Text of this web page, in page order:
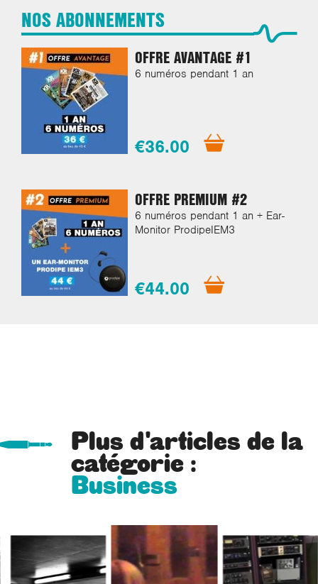
NOS ABONNEMENTS
OFFRE AVANTAGE #1
6 numéros pendant 1 an
€36.00
OFFRE PREMIUM #2
6 numéros pendant 1 an + Ear-
Monitor ProdipeIEM3
€44.00
Plus d'articles de la
catégorie :
Business